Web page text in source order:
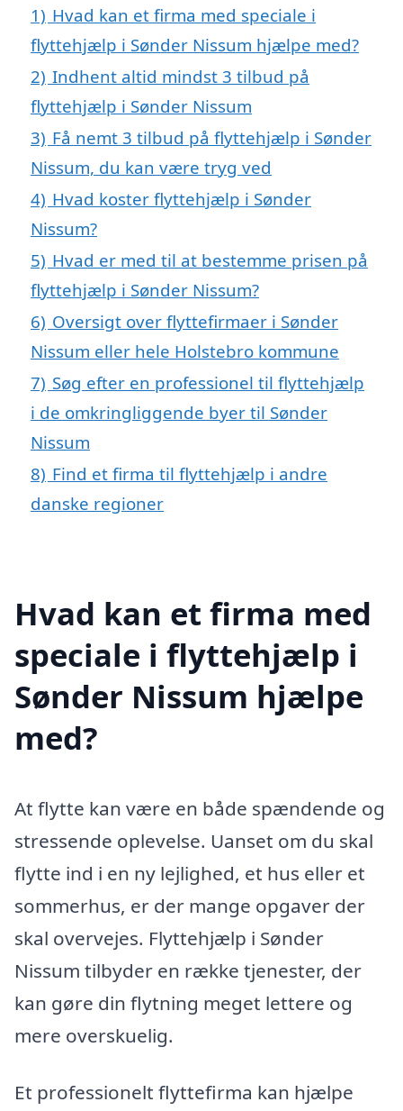
1) Hvad kan et firma med speciale i
flyttehjælp i Sønder Nissum hjælpe med?
2) Indhent altid mindst 3 tilbud på
flyttehjælp i Sønder Nissum
3) Få nemt 3 tilbud på flyttehjælp i Sønder
Nissum, du kan være tryg ved
4) Hvad koster flyttehjælp i Sønder
Nissum?
5) Hvad er med til at bestemme prisen på
flyttehjælp i Sønder Nissum?
6) Oversigt over flyttefirmaer i Sønder
Nissum eller hele Holstebro kommune
7) Søg efter en professionel til flyttehjælp
i de omkringliggende byer til Sønder
Nissum
8) Find et firma til flyttehjælp i andre
danske regioner
Hvad kan et firma med
speciale i flyttehjælp i
Sønder Nissum hjælpe
med?
At flytte kan være en både spændende og
stressende oplevelse. Uanset om du skal
flytte ind i en ny lejlighed, et hus eller et
sommerhus, er der mange opgaver der
skal overvejes. Flyttehjælp i Sønder
Nissum tilbyder en række tjenester, der
kan gøre din flytning meget lettere og
mere overskuelig.
Et professionelt flyttefirma kan hjælpe